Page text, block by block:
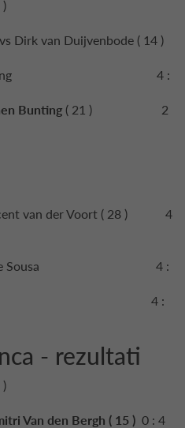
vs Dirk van Duijvenbode ( 14 )
King 4 :
Bunting ( 21 ) 2
van der Voort ( 28 ) 4
de Sousa 4 :
4 :
- rezultati
Van den Bergh ( 15 ) 0 : 4